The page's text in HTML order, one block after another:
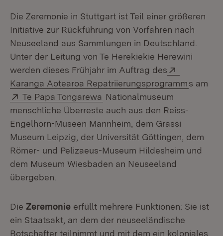
Die Zeremonie in Stuttgart ist Teil einer größeren
Initiative zur Rückführung von Vorfahren nach
Neuseeland aus Sammlungen in Deutschland.
Unter der Leitung von Te Herekiekie Herewini
werden dieses Frühjahr im Auftrag des
Karanga Aotearoa Repatriierungsprogramm(Öffnet
s am
Extern:
Te Papa Tongarewa (Öffnet in neuem Fenster)
Nationalmuseum
menschliche Überreste auch aus den Reiss-
Engelhorn-Museen Mannheim, dem Grassi
Museum Leipzig, der Universität Göttingen, dem
Römer- und Pelizaeus-Museum Hildesheim und
dem Museum Wiesbaden an Neuseeland
übergeben.
Die Zeremonie erfüllt mehrere Funktionen: Sie ist
ein Staatsakt, an dem der neuseeländische
Botschafter teilnimmt und mit dem ein koloniales